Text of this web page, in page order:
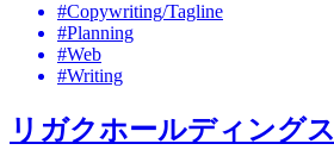
#Copywriting/Tagline
#Planning
#Web
#Writing
リガクホールディングス